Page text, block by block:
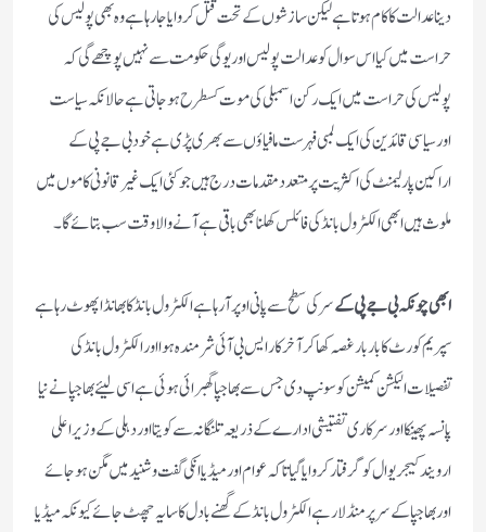
دینا عدالت کا کام ہوتا ہے لیکن سازشوں کے تحت قتل کروایا جارہا ہے وہ بھی پولیس کی
حراست میں کیا اس سوال کو عدالت پولیس اور یوگی حکومت سے نہیں پوچھے گی کہ
پولیس کی حراست میں ایک رکن اسمبلی کی موت کسطرح ہوجاتی ہے حالانکہ سیاست
اور سیاسی قائدین کی ایک لمبی فہرست مافیاؤں سے بھری پڑی ہے خود بی جے پی کے
اراکین پارلیمنٹ کی اکثریت پر متعدد مقدمات درج ہیں جو کئی ایک غیر قانونی کاموں میں
ملوث ہیں ابھی الکٹرول بانڈ کی فائلس کھلنا بھی باقی ہے آنے والا وقت سب بتائے گا۔
ابھی چونکہ بی جے پی کےسر کی سطح سے پانی اوپر آرہا ہے الکٹرول بانڈ کا بھانڈا پھوٹ رہا ہے
سپریم کورٹ کا بار بار غصہ کھا کر آخر کار ایس بی آئی شرمندہ ہوا اور الکٹرول بانڈ کی
تفصیلات الیکشن کمیشن کو سونپ دی جس سے بھاجپا گھبرائی ہوئی ہے اسی لیئے بھاجپا نے نیا
پانسہ پھینکا اور سرکاری تفتیشی ادارے کے ذریعہ تلنگانہ سے کویتا اور دہلی کے وزیر اعلی
ارویند کیجریوال کو گرفتار کروایا گیا تاکہ عوام اور میڈیا انکی گفت و شنید میں مگن ہوجائے
اور بھاجپا کے سر پر منڈلا رہےالکٹرول بانڈ کے گھنے بادل کا سایہ چھٹ جائے کیونکہ میڈیا